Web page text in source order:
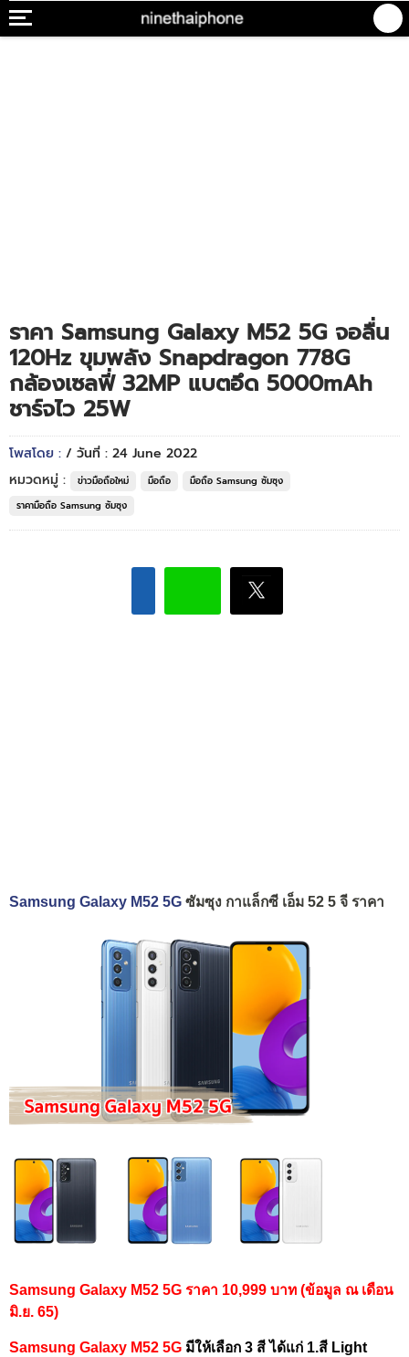
ราคา Samsung Galaxy M52 5G จอลื่น
120Hz ขุมพลัง Snapdragon 778G
กล้องเซลฟี่ 32MP แบตอึด 5000mAh
ชาร์จไว 25W
โพสโดย : / วันที่ : 24 June 2022
หมวดหมู่ :
ข่าวมือถือใหม่ มือถือ
มือถือ Samsung ซัมซุง
ราคามือถือ Samsung ซัมซุง
Samsung Galaxy M52 5G ซัมซุง กาแล็กซี เอ็ม 52 5 จี ราคา
Samsung Galaxy M52 5G ราคา 10,999 บาท (ข้อมูล ณ เดือน
มิ.ย. 65)
Samsung Galaxy M52 5G มีให้เลือก 3 สี ได้แก่ 1.สี Light